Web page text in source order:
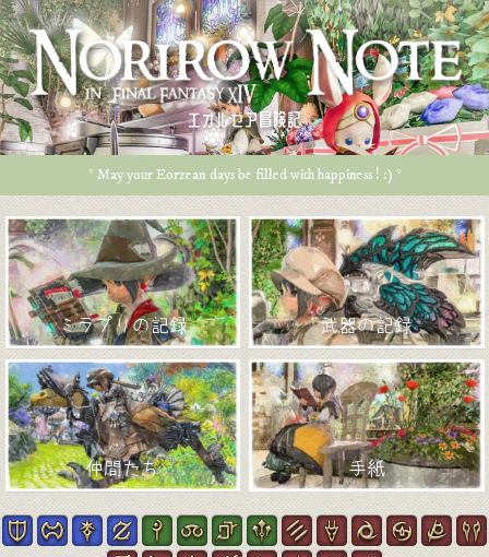
エオルゼア冒険記
* May your Eorzean days be filled with happiness ! :) *
ミラプリの記録 武器の記録
仲間たち 手紙